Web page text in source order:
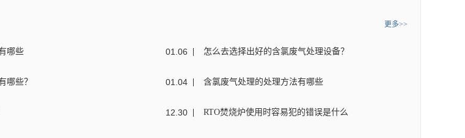
更多>>
哪些 01 06 怎么去选择出好的含氯废气处理设备？
哪些？ 01 04 含氯废气处理的处理方法有哪些
12 30 RTO焚烧炉使用时容易犯的错误是什么